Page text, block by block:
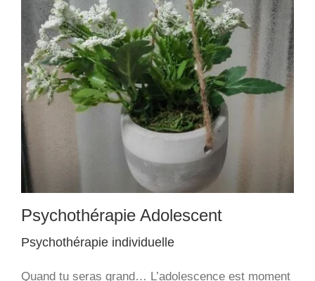
Psychothérapie Adolescent
Psychothérapie individuelle
Quand tu seras grand… L’adolescence est moment